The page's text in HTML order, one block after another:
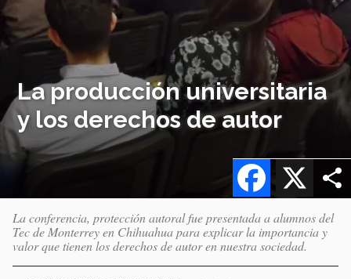
La producción universitaria
y los derechos de autor
X
Facebook
La conferencia, protección autoral fue presentada a alumnos del
Tec de Monterrey en Chihuahua para explicar la importancia y
valor que tienen los derechos de autor en nuestra sociedad.